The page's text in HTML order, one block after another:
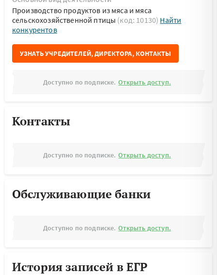
Производство продуктов из мяса и мяса
сельскохозяйственной птицы (код: 10130) Найти
конкурентов
УЗНАТЬ УЧРЕДИТЕЛЕЙ, ДИРЕКТОРА, КОНТАКТЫ
Доступно по подписке. Открыть доступ.
Контакты
Доступно по подписке. Открыть доступ.
Обслуживающие банки
Доступно по подписке. Открыть доступ.
История записей в ЕГР